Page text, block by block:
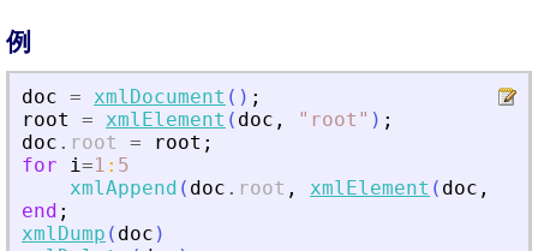
例
doc = xmlDocument ( ) ;
root
= xmlElement ( doc , " root " ) ;
doc . root = root ;
for
i=1 : 5
xmlAppend ( doc . root , xmlElement ( doc ,
end ;
xmlDump ( doc )